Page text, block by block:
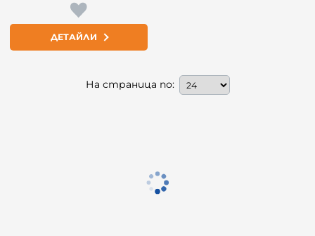
ДЕТАЙЛИ
На страница по: